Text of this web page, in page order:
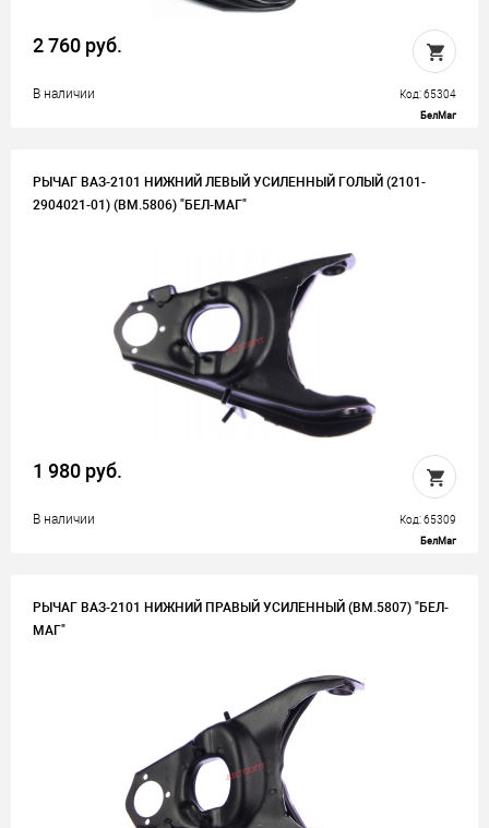
2 760 руб.
В наличии Код: 65304
БелМаг
РЫЧАГ ВАЗ-2101 НИЖНИЙ ЛЕВЫЙ УСИЛЕННЫЙ ГОЛЫЙ (2101-
2904021-01) (BM.5806) "БЕЛ-МАГ"
1 980 руб.
В наличии Код: 65309
БелМаг
РЫЧАГ ВАЗ-2101 НИЖНИЙ ПРАВЫЙ УСИЛЕННЫЙ (BM.5807) "БЕЛ-
МАГ"